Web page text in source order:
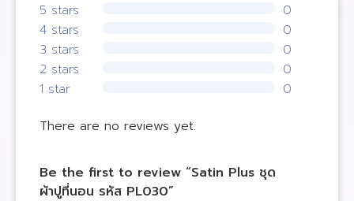
5 stars
0
4 stars
0
3 stars
0
2 stars
0
1 star
0
There are no reviews yet.
Be the first to review “Satin Plus ชุด
ผ้าปูที่นอน รหัส PL030”